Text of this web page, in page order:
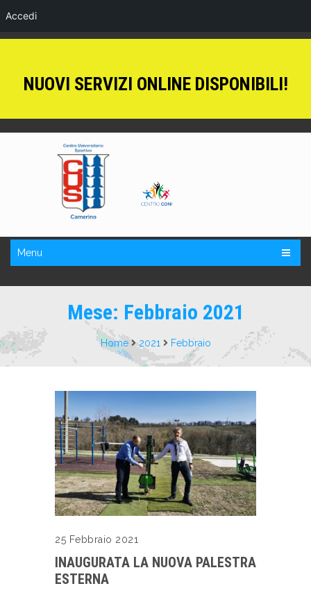
Accedi
NUOVI SERVIZI ONLINE DISPONIBILI!
Menu
Mese: Febbraio 2021
Home 2021 Febbraio
25 Febbraio 2021
INAUGURATA LA NUOVA PALESTRA
ESTERNA